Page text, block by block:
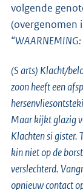
volgende
(overgenomen
“WAARNEMING:
(S arts) Klacht/
zoon heeft een
Maar kijkt glazig
Klachten si gister.
kin niet op de
verslechterd.
opnieuw contact